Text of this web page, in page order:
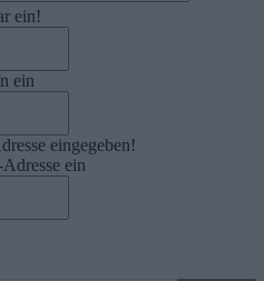
ein!
ein
eingegeben!
ein